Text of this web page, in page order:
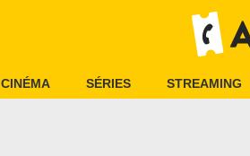
CINÉMA SÉRIES STREAMING